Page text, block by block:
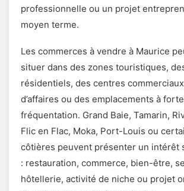
professionnelle ou un projet
moyen terme.
Les commerces à vendre à Maurice
situer dans des zones touristiques,
résidentiels, des centres
d’affaires ou des emplacements à forte
fréquentation. Grand Baie, Tamarin,
Flic en Flac, Moka, Port-Louis ou
côtières peuvent présenter un intérêt
: restauration, commerce, bien-être,
hôtellerie, activité de niche ou projet